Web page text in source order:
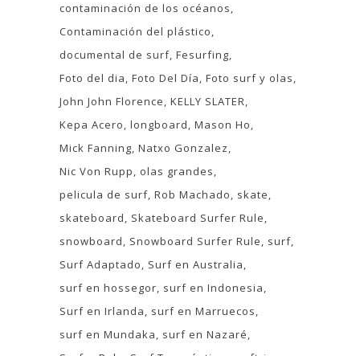
contaminación de los océanos
Contaminación del plástico
documental de surf Fesurfing
Foto del dia Foto Del Día Foto surf y olas
John John Florence KELLY SLATER
Kepa Acero longboard Mason Ho
Mick Fanning Natxo Gonzalez
Nic Von Rupp
olas grandes
pelicula de surf Rob Machado
skate
skateboard
Skateboard Surfer Rule
snowboard
Snowboard Surfer Rule
surf
Surf Adaptado
Surf en Australia
surf en hossegor surf en Indonesia
Surf en Irlanda
surf en Marruecos
surf en Mundaka
surf en Nazaré